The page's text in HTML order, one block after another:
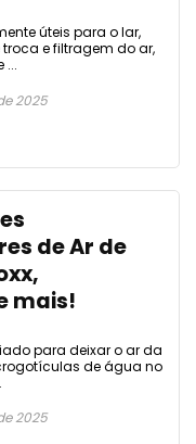
úteis para o lar,
e filtragem do ar,
...
2025
de Ar de
mais!
para deixar o ar da
de água no
2025